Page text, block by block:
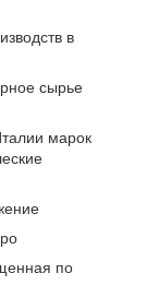
в
сырье
марок
по